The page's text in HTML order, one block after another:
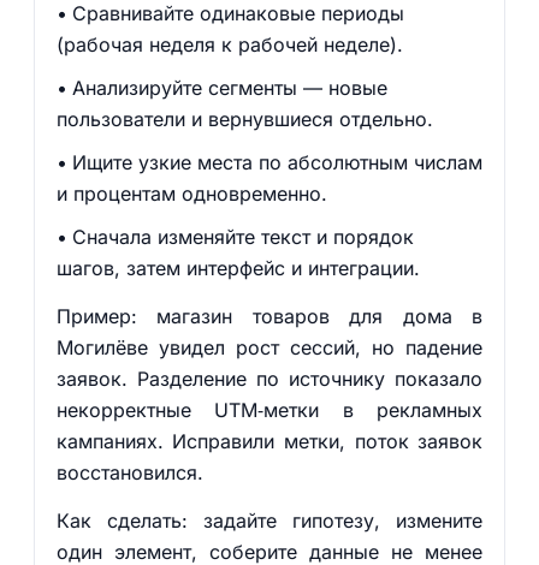
Сравнивайте одинаковые периоды
(рабочая неделя к рабочей неделе).
Анализируйте сегменты — новые
пользователи и вернувшиеся отдельно.
Ищите узкие места по абсолютным числам
и процентам одновременно.
Сначала изменяйте текст и порядок
шагов, затем интерфейс и интеграции.
Пример: магазин товаров для дома в
Могилёве увидел рост сессий, но падение
заявок. Разделение по источнику показало
некорректные UTM‑метки в рекламных
кампаниях. Исправили метки, поток заявок
восстановился.
Как сделать: задайте гипотезу, измените
один элемент, соберите данные не менее